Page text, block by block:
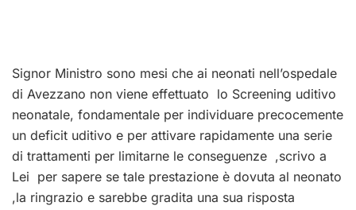
Signor Ministro sono mesi che ai neonati nell’ospedale
di Avezzano non viene effettuato lo Screening uditivo
neonatale, fondamentale per individuare precocemente
un deficit uditivo e per attivare rapidamente una serie
di trattamenti per limitarne le conseguenze ,scrivo a
Lei per sapere se tale prestazione è dovuta al neonato
,la ringrazio e sarebbe gradita una sua risposta